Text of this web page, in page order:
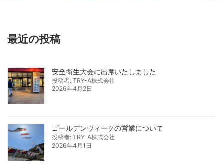
最近の投稿
安全衛生大会に出席いたしました
投稿者: TRY-A株式会社
2026年4月2日
ゴールデンウィークの営業について
投稿者: TRY-A株式会社
2026年4月1日